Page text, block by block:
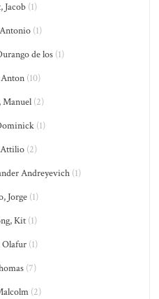
Jacob (1)
(1)
de los (1)
(10)
Manuel(2)
(1)
(2)
Andreyevich(1)
Jorge (1)
Kit (1)
Olafur(1)
(7)
(2)